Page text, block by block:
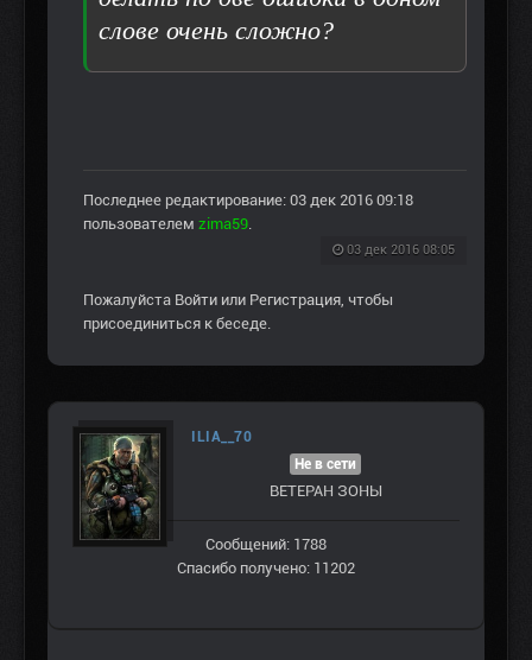
слове очень сложно?
Последнее редактирование: 03 дек 2016 09:18
пользователем zima59
03 дек 2016 08:05
Пожалуйста Войти или Регистрация , чтобы
присоединиться к беседе.
ILIA__70
Не в сети
ВЕТЕРАН ЗOНЫ
Сообщений: 1788
Спасибо получено: 11202